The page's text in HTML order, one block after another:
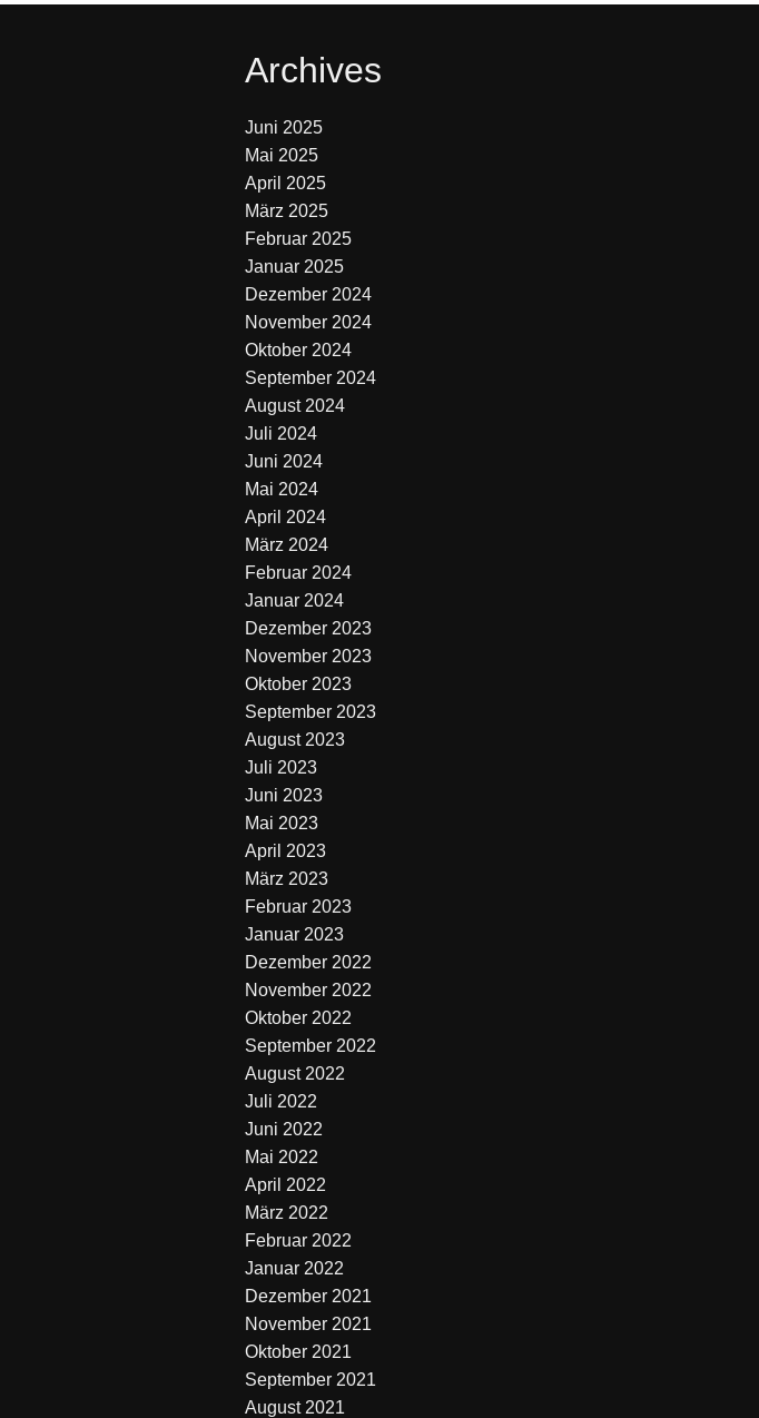
Archives
Juni 2025
Mai 2025
April 2025
März 2025
Februar 2025
Januar 2025
Dezember 2024
November 2024
Oktober 2024
September 2024
August 2024
Juli 2024
Juni 2024
Mai 2024
April 2024
März 2024
Februar 2024
Januar 2024
Dezember 2023
November 2023
Oktober 2023
September 2023
August 2023
Juli 2023
Juni 2023
Mai 2023
April 2023
März 2023
Februar 2023
Januar 2023
Dezember 2022
November 2022
Oktober 2022
September 2022
August 2022
Juli 2022
Juni 2022
Mai 2022
April 2022
März 2022
Februar 2022
Januar 2022
Dezember 2021
November 2021
Oktober 2021
September 2021
August 2021